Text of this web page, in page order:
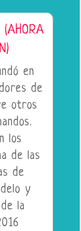
en
de
otros
los
de las
de
y
la